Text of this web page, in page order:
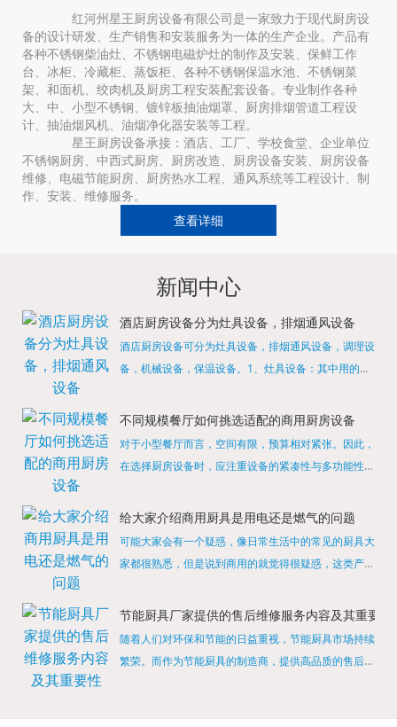
红河州星王厨房设备有限公司是一家致力于现代厨房设
备的设计研发、生产销售和安装服务为一体的生产企业。产品有
各种不锈钢柴油灶、不锈钢电磁炉灶的制作及安装、保鲜工作
台、冰柜、冷藏柜、蒸饭柜、各种不锈钢保温水池、不锈钢菜
架、和面机、绞肉机及厨房工程安装配套设备。专业制作各种
大、中、小型不锈钢、镀锌板抽油烟罩、厨房排烟管道工程设
计、抽油烟风机、油烟净化器安装等工程。
星王厨房设备承接：酒店、工厂、学校食堂、企业单位
不锈钢厨房、中西式厨房、厨房改造、厨房设备安装、厨房设备
维修、电磁节能厨房、厨房热水工程、通风系统等工程设计、制
作、安装、维修服务。
查看详细
新闻中心
酒店厨房设备分为灶具设备，排烟通风设备
酒店厨房设备可分为灶具设备，排烟通风设备，调理设
备，机械设备，保温设备。1、灶具设备：其中用的较
缺少的，经过相关检测证明的合格设备才能进行使用，
不同规模餐厅如何挑选适配的商用厨房设备
对于小型餐厅而言，空间有限，预算相对紧张。因此，
在选择厨房设备时，应注重设备的紧凑性与多功能性。
烹饪设备，既能节省空间，又能满足多样化的烹饪需
给大家介绍商用厨具是用电还是燃气的问题
可能大家会有一个疑惑，像日常生活中的常见的厨具大
家都很熟悉，但是说到商用的就觉得很疑惑，这类产品
店用的就是商用的吗?还真别说，真被大家猜对了，这
节能厨具厂家提供的售后维修服务内容及其重要性
随着人们对环保和节能的日益重视，节能厨具市场持续
繁荣。而作为节能厨具的制造商，提供高品质的售后维